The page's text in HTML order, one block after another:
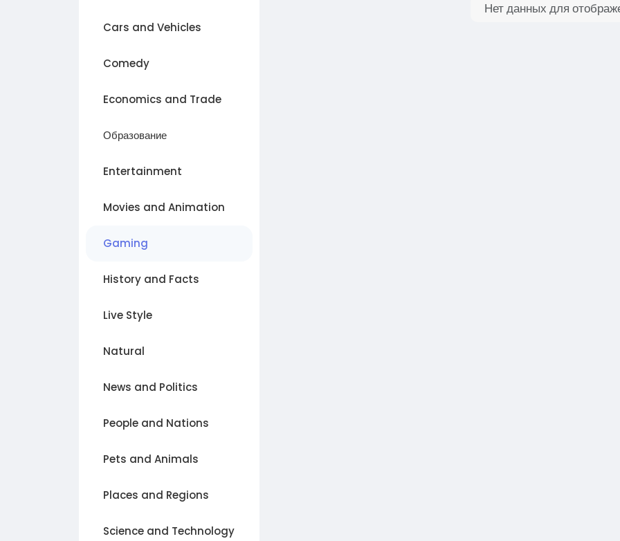
Cars and Vehicles
Comedy
Economics and Trade
Образование
Entertainment
Movies and Animation
Gaming
History and Facts
Live Style
Natural
News and Politics
People and Nations
Pets and Animals
Places and Regions
Science and Technology
Нет данных для